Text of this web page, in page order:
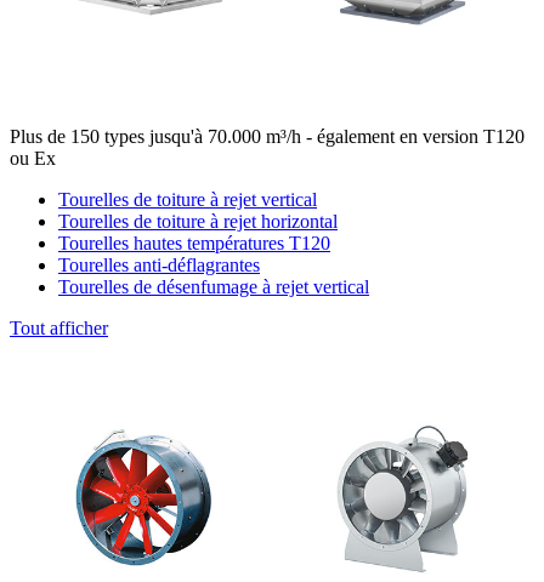
Plus de 150 types jusqu'à 70.000 m³/h - également en version T120
ou Ex
Tourelles de toiture à rejet vertical
Tourelles de toiture à rejet horizontal
Tourelles hautes températures T120
Tourelles anti-déflagrantes
Tourelles de désenfumage à rejet vertical
Tout afficher